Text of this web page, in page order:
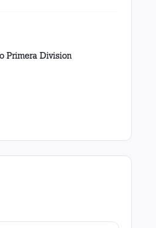
Primera Division